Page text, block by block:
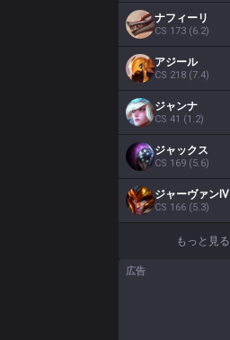
ナフィーリ
CS 173 (6.2)
アジール
CS 218 (7.4)
ジャンナ
CS 41 (1.2)
ジャックス
CS 169 (5.6)
ジャーヴァンⅣ
CS 166 (5.3)
もっと見る
広告